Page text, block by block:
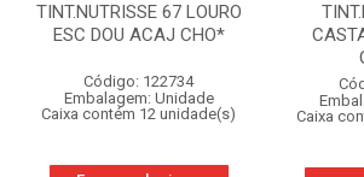
TINT.NUTRISSE 67 LOURO
ESC DOU ACAJ CHO*
Código: 122734
Embalagem: Unidade
Caixa contém 12 unidade(s)
Caixa